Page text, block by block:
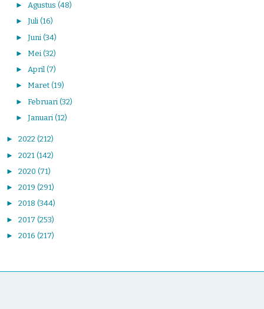
► Agustus (48)
► Juli (16)
► Juni (34)
► Mei (32)
► April (7)
► Maret (19)
► Februari (32)
► Januari (12)
► 2022 (212)
► 2021 (142)
► 2020 (71)
► 2019 (291)
► 2018 (344)
► 2017 (253)
► 2016 (217)